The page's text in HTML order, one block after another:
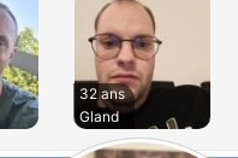
32 ans
Gland